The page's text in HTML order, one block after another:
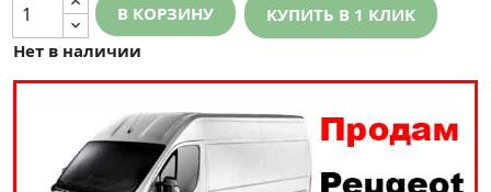
В КОРЗИНУ
КУПИТЬ В 1 КЛИК
Нет в наличии